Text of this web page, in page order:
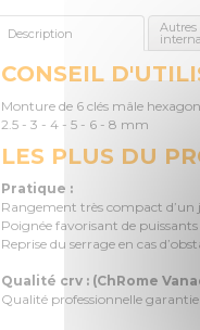
Description Autres
CONSEIL
Monture de 6 clés mâle
2.5 - 3 - 4 - 5 - 6 - 8 mm
LES PLUS DU
Pratique :
Rangement très compact d’un
Poignée favorisant de puissants
Reprise du serrage en cas
Qualité crv : (ChRome
Qualité professionnelle garantie